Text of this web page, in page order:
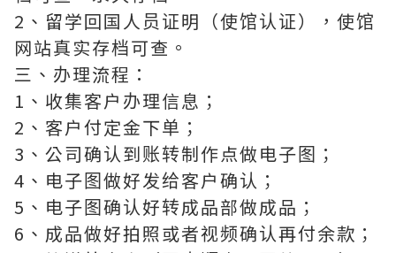
2、留学回国人员证明（使馆认证），使馆
网站真实存档可查。
三、办理流程：
1、收集客户办理信息；
2、客户付定金下单；
3、公司确认到账转制作点做电子图；
4、电子图做好发给客户确认；
5、电子图确认好转成品部做成品；
6、成品做好拍照或者视频确认再付余款；